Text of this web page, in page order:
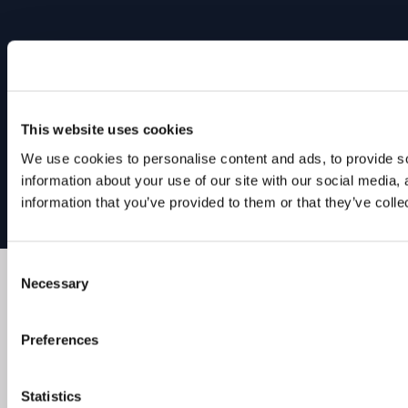
This website uses cookies
We use cookies to personalise content and ads, to provide
information about your use of our site with our social
information that you’ve provided to them or that they’ve
Selection
Necessary
Preferences
Statistics
Startups!
Powered byNexus
Group AG
Mentions Légales
CGV
Déclaration de protection des
données